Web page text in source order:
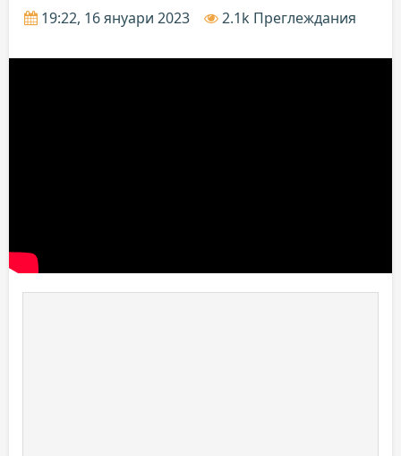
19:22, 16 януари 2023 2.1k Преглеждания